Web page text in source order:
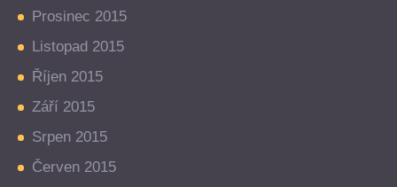
Prosinec 2015
Listopad 2015
Říjen 2015
Září 2015
Srpen 2015
Červen 2015